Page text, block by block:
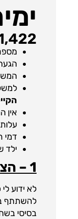
אין
עלות
דמי רישום על
ילד שני
1 – הצהרת הורה אונליין
לא ידוע
להשתתף
בסיסי